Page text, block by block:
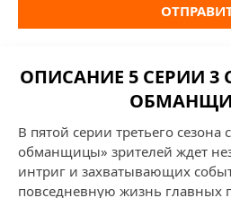
ОПИСАНИЕ 5 СЕРИИ
В пятой серии третьего
обманщицы» зрителей ждет
интриг и захватывающих
повседневную жизнь главных